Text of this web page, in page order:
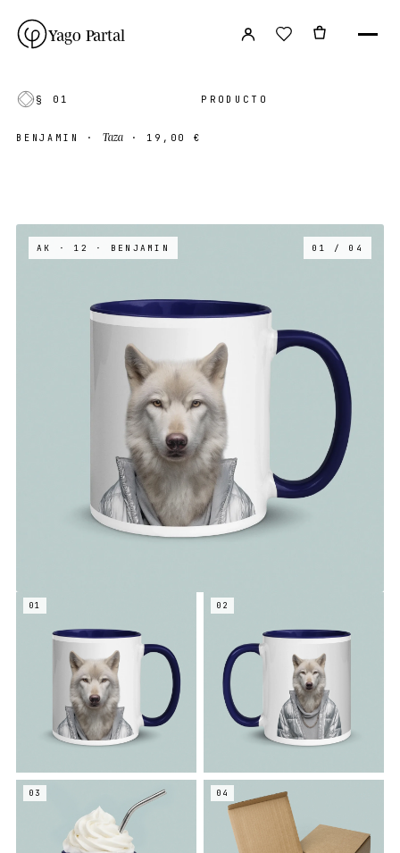
Yago Partal
§ 01 PRODUCTO
BENJAMIN · Taza· 19,00 €
AK · 12 · BENJAMIN 01 / 04
01 02
03 04